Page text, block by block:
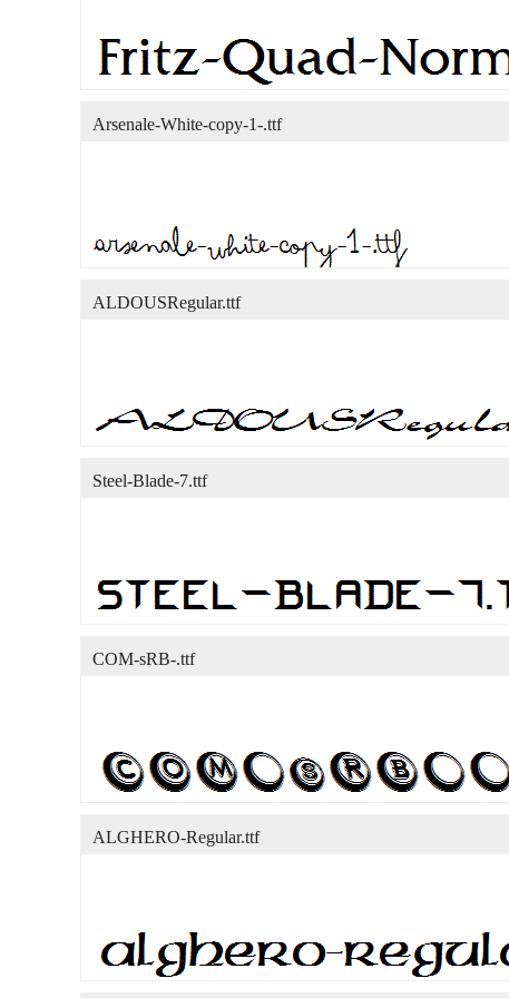
Arsenale-White-copy-1-.ttf
ALDOUSRegular.ttf
Steel-Blade-7.ttf
COM-sRB-.ttf
ALGHERO-Regular.ttf